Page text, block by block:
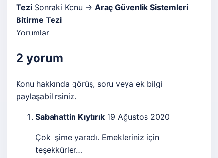
Tezi Sonraki Konu → Araç Güvenlik Sistemleri
Bitirme Tezi
Yorumlar
2 yorum
Konu hakkında görüş, soru veya ek bilgi
paylaşabilirsiniz.
Sabahattin Kıytırık 19 Ağustos 2020
Çok işime yaradı. Emekleriniz için
teşekkürler…